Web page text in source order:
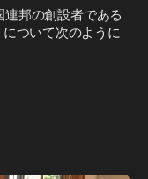
邦の創設者である
ついて次のように